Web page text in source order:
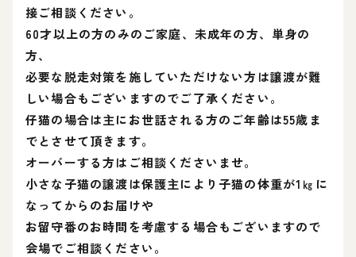
接ご相談ください。
60才以上の方のみのご家庭、未成年の方、単身の
方、
必要な脱走対策を施していただけない方は譲渡が難
しい場合もございますのでご了承ください。
仔猫の場合は主にお世話される方のご年齢は55歳ま
でとさせて頂きます。
オーバーする方はご相談くださいませ。
小さな子猫の譲渡は保護主により子猫の体重が1㎏に
なってからのお届けや
お留守番のお時間を考慮する場合もございますので
会場でご相談ください。